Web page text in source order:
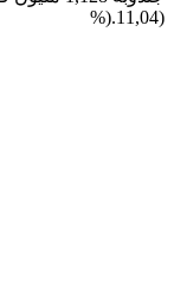
(11,04
%).